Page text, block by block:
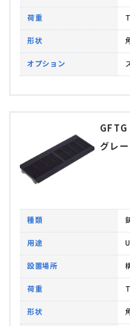
荷重
形状
オプション
GFTG
グレ
種類
用途
設置場所
荷重
形状